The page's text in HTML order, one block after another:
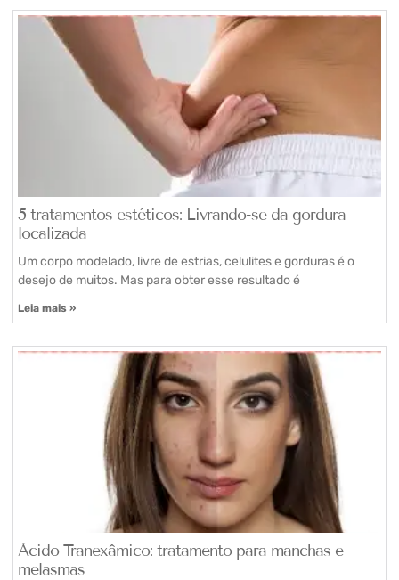
5 tratamentos estéticos: Livrando-se da gordura
localizada
Um corpo modelado, livre de estrias, celulites e gorduras é o
desejo de muitos. Mas para obter esse resultado é
Leia mais »
Ácido Tranexâmico: tratamento para manchas e
melasmas